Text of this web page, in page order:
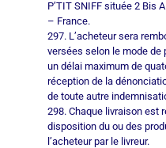
P’TIT SNIFF située 2 Bis
– France.
297. L’acheteur sera
versées selon le mode de
un délai maximum de
réception de la
de toute autre
298. Chaque livraison est
disposition du ou des
l’acheteur par le livreur.